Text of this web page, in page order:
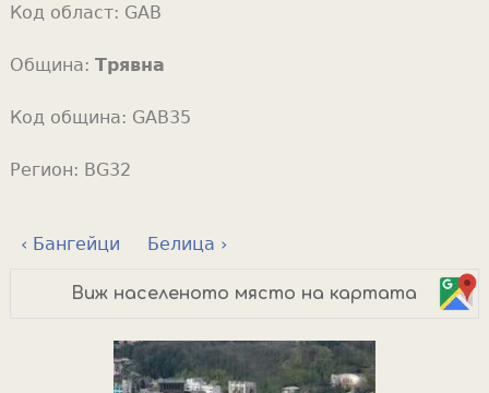
Код област: GAB
Община: Трявна
Код община: GAB35
Регион: BG32
‹ Бангейци Белица ›
Виж населеното място на картата